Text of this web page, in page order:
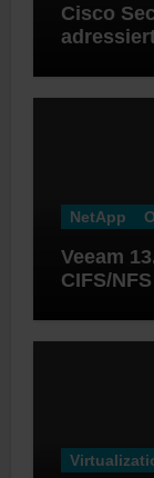
Cisco
NetApp
Veeam
CIFS/NFS